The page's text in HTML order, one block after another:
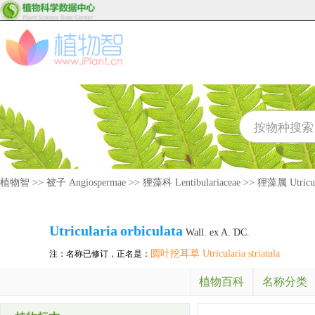
植物智 >> 被子 Angiospermae >> 狸藻科 Lentibulariaceae >> 狸藻属
Utricularia orbiculata Wall. ex A. DC.
注：名称已修订，正名是： 圆叶挖耳草 Utricularia striatula
植物百科 名称分类